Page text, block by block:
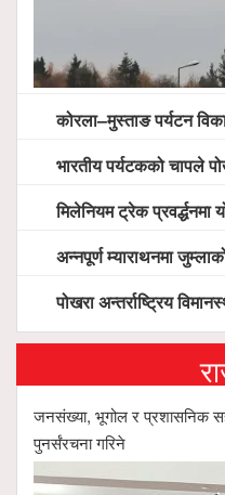
कोरला–मुस्ताङ पर्यटन विकासलाई गति दिने
भारतीय पर्यटकको चापले
मिलेनियम ट्रेक प्रवर्द्धनमा योगदान :
अन्नपूर्ण म्याराथनमा जुम्लाको दबदबा
पोखरा अन्तर्राष्ट्रिय विमानस्थलमा फ्लाई दुबईको
जनसंख्या, भूगोल र प्रशासनिक
पुनर्संरचना गरिने